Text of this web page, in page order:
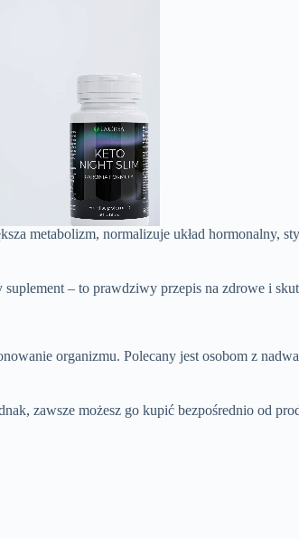
metabolizm, normalizuje układ hormonalny,
– to prawdziwy przepis na zdrowe i
organizmu. Polecany jest osobom z
zawsze możesz go kupić bezpośrednio od